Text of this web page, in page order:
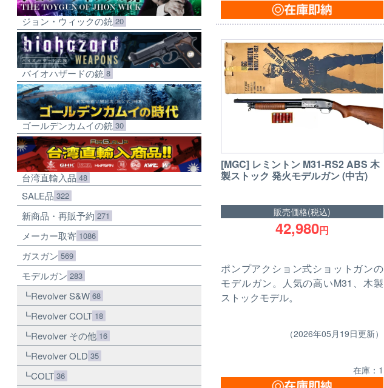
[MGC] レミントン M31-RS2 ABS 木
製ストック 発火モデルガン (中古)
販売価格(税込)
42,980円
ポンプアクション式ショットガンの
モデルガン。人気の高いM31、木製
ストックモデル。
（2026年05月19日更新）
在庫：1
ジョン・ウィックの銃 20
バイオハザードの銃 8
ゴールデンカムイの銃 30
台湾直輸入品 48
SALE品 322
新商品・再販予約 271
メーカー取寄 1086
ガスガン 569
モデルガン 283
Revolver S&W 68
Revolver COLT 18
Revolver その他 16
Revolver OLD 35
COLT 36